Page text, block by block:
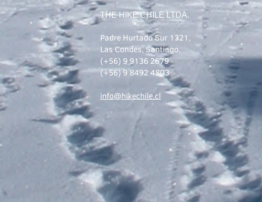
THE HIKE CHILE LTDA.
Padre Hurtado Sur 1321,
Las Condes, Santiago.
(+56) 9 9136 2679
(+56) 9 8492 4803
info@hikechile.cl